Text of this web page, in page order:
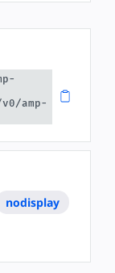
amp-
nodisplay